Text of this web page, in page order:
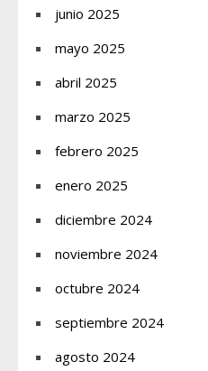
junio 2025
mayo 2025
abril 2025
marzo 2025
febrero 2025
enero 2025
diciembre 2024
noviembre 2024
octubre 2024
septiembre 2024
agosto 2024